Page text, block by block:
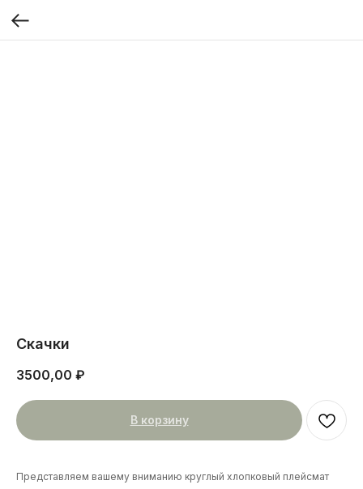
Скачки
3500,00 ₽
В корзину
Представляем вашему вниманию круглый хлопковый плейсмат